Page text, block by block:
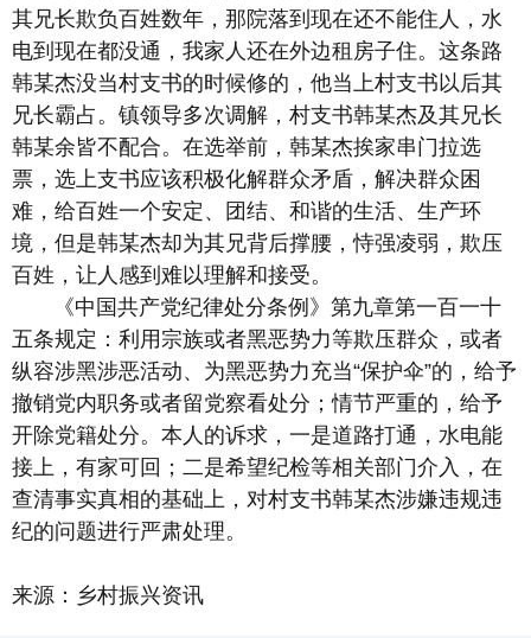
其兄长欺负百姓数年，那院落到现在还不能住人，水
电到现在都没通，我家人还在外边租房子住。这条路
韩某杰没当村支书的时候修的，他当上村支书以后其
兄长霸占。镇领导多次调解，村支书韩某杰及其兄长
韩某余皆不配合。在选举前，韩某杰挨家串门拉选
票，选上支书应该积极化解群众矛盾，解决群众困
难，给百姓一个安定、团结、和谐的生活、生产环
境，但是韩某杰却为其兄背后撑腰，恃强凌弱，欺压
百姓，让人感到难以理解和接受。
《中国共产党纪律处分条例》第九章第一百一十
五条规定：利用宗族或者黑恶势力等欺压群众，或者
纵容涉黑涉恶活动、为黑恶势力充当“保护伞”的，给予
撤销党内职务或者留党察看处分；情节严重的，给予
开除党籍处分。本人的诉求，一是道路打通，水电能
接上，有家可回；二是希望纪检等相关部门介入，在
查清事实真相的基础上，对村支书韩某杰涉嫌违规违
纪的问题进行严肃处理。
来源：乡村振兴资讯